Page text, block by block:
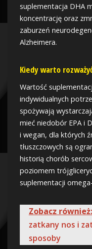
suplementacja DHA
koncentrację oraz
zaburzeń
Alzheimera.
Kiedy warto
Wartość
indywidualnych
spożywają
mieć niedobór EPA i
i wegan, dla których
tłuszczowych są
historią chorób
poziomem
suplementacji
Zobacz również:
zatkany nos i
sposoby